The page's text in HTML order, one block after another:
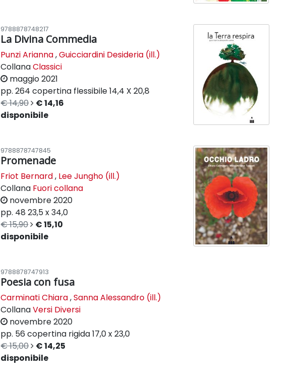
9788878748217
La Divina Commedia
Punzi Arianna,Guicciardini Desideria (ill.)
CollanaClassici
maggio 2021
pp. 264 copertina flessibile14,4 X 20,8
€ 14,90
€ 14,16
disponibile
9788878747845
Promenade
Friot Bernard, Lee Jungho (ill.)
Collana Fuori collana
novembre 2020
pp. 48 23,5 x 34,0
€ 15,90
€ 15,10
disponibile
9788878747913
Poesia con fusa
Carminati Chiara,Sanna Alessandro (ill.)
CollanaVersi Diversi
novembre 2020
pp. 56 copertina rigida17,0 x 23,0
€ 15,00
€ 14,25
disponibile